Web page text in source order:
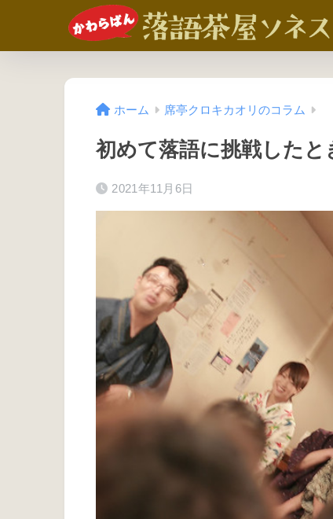
ホーム 席亭クロキカオリのコラム
初めて落語に挑戦した
2021年11月6日